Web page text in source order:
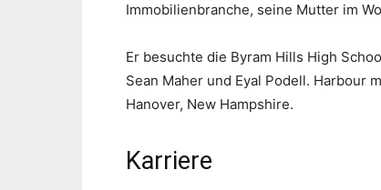
Immobilienbranche, seine Mutter im
Er besuchte die Byram Hills High
Sean Maher und Eyal Podell. Harbour
Hanover, New Hampshire.
Karriere